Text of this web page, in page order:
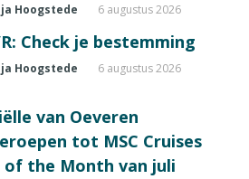
Hoogstede 6 augustus 2026
Check je bestemming
Hoogstede 6 augustus 2026
van Oeveren
tot MSC Cruises
of the Month van juli